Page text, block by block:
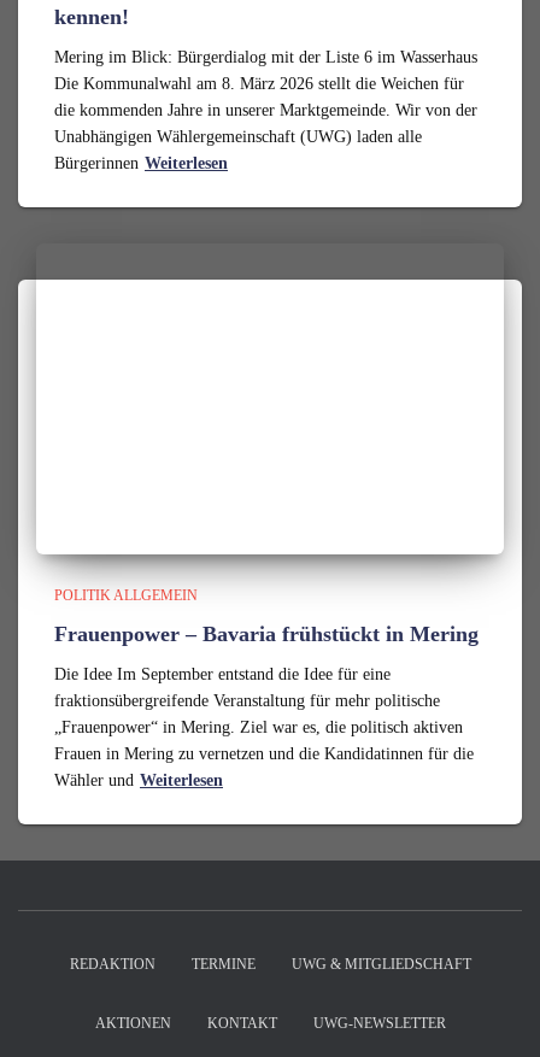
kennen!
Mering im Blick: Bürgerdialog mit der Liste 6 im Wasserhaus
Die Kommunalwahl am 8. März 2026 stellt die Weichen für
die kommenden Jahre in unserer Marktgemeinde. Wir von der
Unabhängigen Wählergemeinschaft (UWG) laden alle
Bürgerinnen Weiterlesen
POLITIK ALLGEMEIN
Frauenpower – Bavaria frühstückt in Mering
Die Idee Im September entstand die Idee für eine
fraktionsübergreifende Veranstaltung für mehr politische
„Frauenpower“ in Mering. Ziel war es, die politisch aktiven
Frauen in Mering zu vernetzen und die Kandidatinnen für die
Wähler und Weiterlesen
REDAKTION TERMINE UWG & MITGLIEDSCHAFT
AKTIONEN KONTAKT UWG-NEWSLETTER